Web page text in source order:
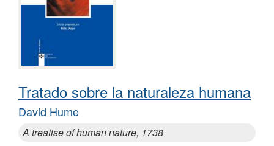
Tratado sobre la naturaleza humana
David Hume
A treatise of human nature, 1738